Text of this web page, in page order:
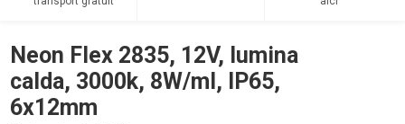
Neon Flex 2835, 12V, lumina
calda, 3000k, 8W/ml, IP65,
6x12mm